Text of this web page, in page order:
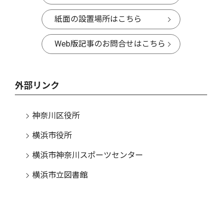
紙面の設置場所はこちら
Web版記事のお問合せはこちら
外部リンク
神奈川区役所
横浜市役所
横浜市神奈川スポーツセンター
横浜市立図書館